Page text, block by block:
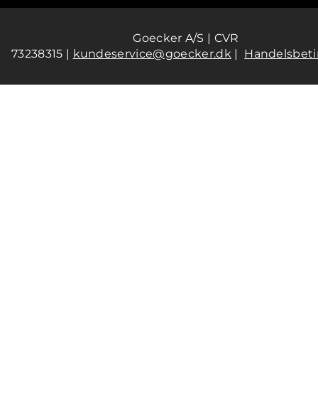
Goecker A/S | CVR
73238315 | kundeservice@goecker.dk|